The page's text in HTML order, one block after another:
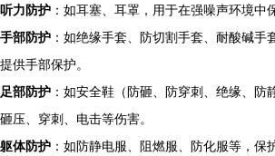
听力防护 ：如耳塞、耳罩，用于在强噪声环境中
手部防护 ：如绝缘手套、防切割手套、耐酸碱手
提供手部保护。
足部防护 ：如安全鞋（防砸、防穿刺、绝缘、防
砸压、穿刺、电击等伤害。
躯体防护 ：如防静电服、阻燃服、防化服等，保